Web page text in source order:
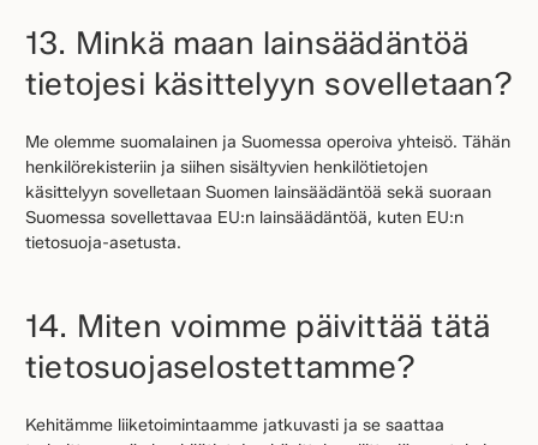
13. Minkä maan lainsäädäntöä
tietojesi käsittelyyn sovelletaan?
Me olemme suomalainen ja Suomessa operoiva yhteisö. Tähän
henkilörekisteriin ja siihen sisältyvien henkilötietojen
käsittelyyn sovelletaan Suomen lainsäädäntöä sekä suoraan
Suomessa sovellettavaa EU:n lainsäädäntöä, kuten EU:n
tietosuoja-asetusta.
14. Miten voimme päivittää tätä
tietosuojaselostettamme?
Kehitämme liiketoimintaamme jatkuvasti ja se saattaa